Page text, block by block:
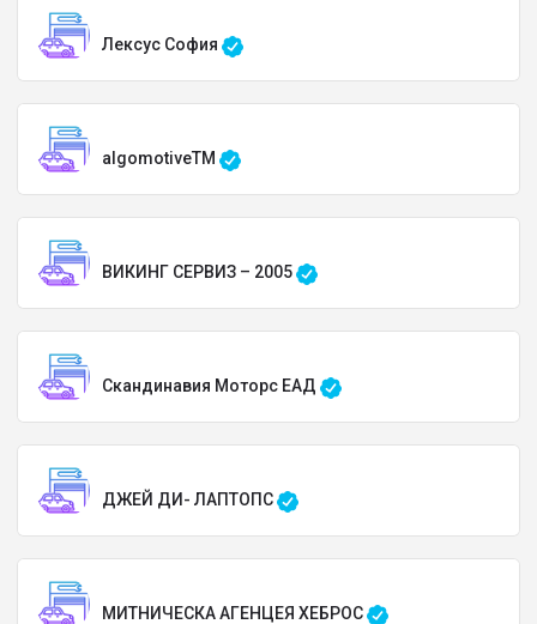
Лексус София
algomotiveTM
ВИКИНГ СЕРВИЗ – 2005
Скандинавия Моторс ЕАД
ДЖЕЙ ДИ- ЛАПТОПС
МИТНИЧЕСКА АГЕНЦЕЯ ХЕБРОС